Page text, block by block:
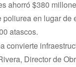
ahorró $380
poliurea en lugar de
atascos.
convierte
Director de